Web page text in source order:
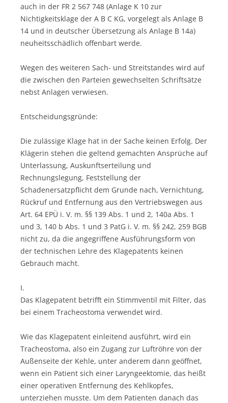
auch in der FR 2 567 748 (Anlage K 10 zur
Nichtigkeitsklage der A B C KG, vorgelegt als Anlage B
14 und in deutscher Übersetzung als Anlage B 14a)
neuheitsschädlich offenbart werde.
Wegen des weiteren Sach- und Streitstandes wird auf
die zwischen den Parteien gewechselten Schriftsätze
nebst Anlagen verwiesen.
Entscheidungsgründe:
Die zulässige Klage hat in der Sache keinen Erfolg. Der
Klägerin stehen die geltend gemachten Ansprüche auf
Unterlassung, Auskunftserteilung und
Rechnungslegung, Feststellung der
Schadenersatzpflicht dem Grunde nach, Vernichtung,
Rückruf und Entfernung aus den Vertriebswegen aus
Art. 64 EPÜ i. V. m. §§ 139 Abs. 1 und 2, 140a Abs. 1
und 3, 140 b Abs. 1 und 3 PatG i. V. m. §§ 242, 259 BGB
nicht zu, da die angegriffene Ausführungsform von
der technischen Lehre des Klagepatents keinen
Gebrauch macht.
I.
Das Klagepatent betrifft ein Stimmventil mit Filter, das
bei einem Tracheostoma verwendet wird.
Wie das Klagepatent einleitend ausführt, wird ein
Tracheostoma, also ein Zugang zur Luftröhre von der
Außenseite der Kehle, unter anderem dann geöffnet,
wenn ein Patient sich einer Laryngeektomie, das heißt
einer operativen Entfernung des Kehlkopfes,
unterziehen musste. Um dem Patienten danach das